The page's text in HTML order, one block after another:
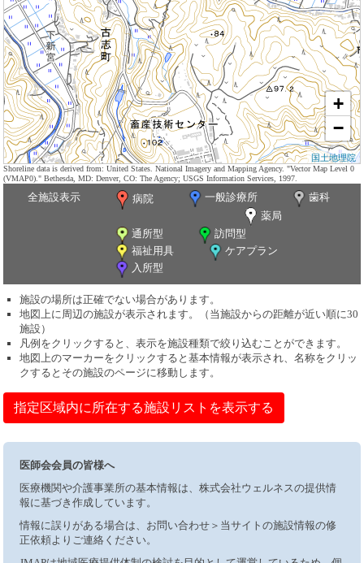
+
−
国土地理院
Shoreline data is derived from: United States. National Imagery and Mapping Agency. "Vector Map Level 0
(VMAP0)." Bethesda, MD: Denver, CO: The Agency; USGS Information Services, 1997.
全施設表示 病院 一般診療所
歯科
薬局
通所型
訪問型
福祉用具
ケアプラン
入所型
施設の場所は正確でない場合があります。
地図上に周辺の施設が表示されます。（当施設からの距離が近い順に30
施設）
凡例をクリックすると、表示を施設種類で絞り込むことができます。
地図上のマーカーをクリックすると基本情報が表示され、名称をクリッ
クするとその施設のページに移動します。
指定区域内に所在する施設リストを表示する
医師会会員の皆様へ
医療機関や介護事業所の基本情報は、株式会社ウェルネスの提供情
報に基づき作成しています。
情報に誤りがある場合は、お問い合わせ＞当サイトの施設情報の修
正依頼よりご連絡ください。